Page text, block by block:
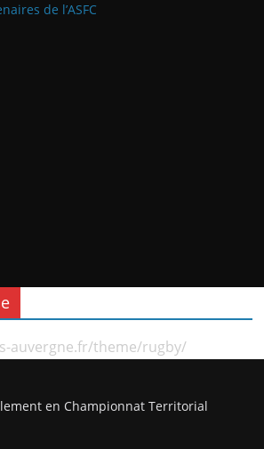
de l’ASFC
auvergne.fr/theme/rugby/
en Championnat Territorial